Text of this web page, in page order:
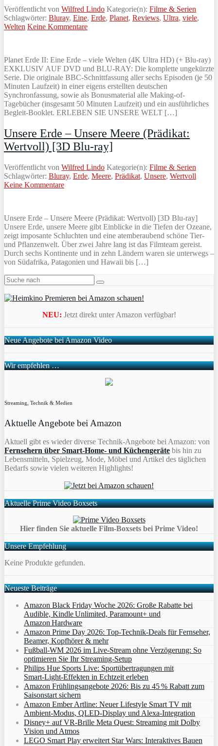
Veröffentlicht von Wilfred Lindo Kategorie(n): Filme & Serien
Schlagwörter: Bluray, Eine, Erde, Planet, Reviews, Ultra, viele,
Welten Keine Kommentare
Planet Erde II: Eine Erde – viele Welten (4K Ultra HD) (+ Blu-ray)
EXKLUSIV AUF DVD und BLU-RAY: Die komplette ungekürzte
Serie. Die originale BBC-Schnittfassung aller sechs Episoden (je 50
Minuten Laufzeit) in einer eigens erstellten deutschen
Synchronfassung, sowie als Bonusmaterial alle Making-of-
Tagebücher (insgesamt 50 Minuten Laufzeit) und ein ausführliches
Begleit-Booklet. ERLEBEN SIE UNSERE WELT […]
Unsere Erde – Unsere Meere (Prädikat:
Wertvoll) [3D Blu-ray]
Veröffentlicht von Wilfred Lindo Kategorie(n): Filme & Serien
Schlagwörter: Bluray, Erde, Meere, Prädikat, Unsere, Wertvoll
Keine Kommentare
Unsere Erde – Unsere Meere (Prädikat: Wertvoll) [3D Blu-ray]
Unsere Erde, unsere Meere gibt Einblicke in die Tiefen der Ozeane,
zeigt imposante Schluchten und eine atemberaubend schöne Tier-
und Pflanzenwelt. Über zwei Jahre lang ist das Filmteam gereist.
Durch sechs Kontinente und in zehn Ländern waren sie unterwegs –
von Südafrika, Patagonien und Hawaii bis […]
NEU: Jetzt direkt unter Amazon verfügbar!
Neue Angebote bei Amazon Video
Wir empfehlen …
Streaming, Technik & Medien
Aktuelle Angebote bei Amazon
Aktuell gibt es wieder diverse Technik-Angebote bei Amazon: von
Fernsehern über Smart-Home- und Küchengeräte bis hin zu
Lebensmitteln, Spielzeug, Mode, Möbel und Artikel des täglichen
Bedarfs sowie vielen weiteren Highlights!
Aktuelle Prime Video Boxsets
Hier finden Sie aktuelle Film-Boxsets bei Prime Video!
Unsere Empfehlung
Keine Produkte gefunden.
Neueste Beiträge
Amazon Black Friday Woche 2026: Große Rabatte bei
Audible, Kindle Unlimited, Paramount+ und
Amazon Hardware
Amazon Prime Day 2026: Top-Technik-Deals für Fernseher,
Beamer, Kopfhörer & mehr
Fußball-WM 2026 im Live-Stream ohne Verzögerung: So
optimieren Sie Ihr Streaming-Setup
Philips Hue Sports Live: Sportübertragungen mit
Smart‑Light‑Effekten in Echtzeit erleben
Amazon Frühlingsangebote 2026: Bis zu 45 % Rabatt zum
Saisonstart sichern
Amazon Ember Artline: Neuer Lifestyle Smart TV mit
Ambient‑Modus, QLED‑Display und Alexa‑Integration
Disney+ auf VR-Brille Meta Quest: Streaming mit Dolby
Vision und Atmos
LEGO Smart Play erweitert Star Wars: Interaktives Bauen